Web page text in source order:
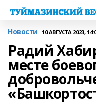
Новости 10 АВГУСТА 2023,
Радий
месте